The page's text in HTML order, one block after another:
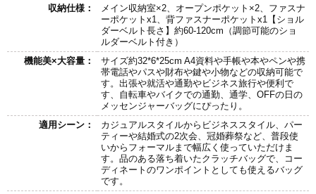
収納仕様：
メイン収納室×2、オープンポケット×2、ファスナ
ーポケットx1、背ファスナーポケットx1【ショル
ダーベルト長さ】約60-120cm（調節可能のショ
ルダーベルト付き）
機能美×大容量：
サイズ約32*6*25cm A4資料や手帳や本やペンや携
帯電話やパスや財布や鍵や小物などの収納可能で
す。出張や就活や通勤やビジネス旅行や便利で
す、自転車やバイクでの通勤、通学、OFFの日の
メッセンジャーバッグにぴったり。
適用シーン：
カジュアルスタイルからビジネススタイル、パー
ティーや結婚式の2次会、冠婚葬祭など、普段使
いからフォーマルまで幅広く使っていただけま
す。品のある落ち着いたクラッチバッグで、コー
ディネートのワンポイントとしても使えるバッグ
です。